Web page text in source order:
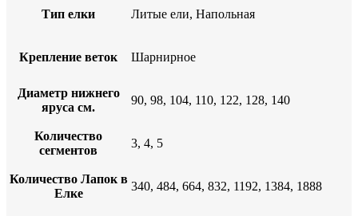
Тип елки Литые ели, Напольная
Крепление веток Шарнирное
Диаметр нижнего
яруса см.
90, 98, 104, 110, 122, 128, 140
Количество
сегментов
3, 4, 5
Количество Лапок в
Елке
340, 484, 664, 832, 1192, 1384, 1888